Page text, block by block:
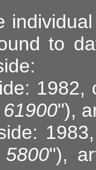
to
1982,
"),
"),